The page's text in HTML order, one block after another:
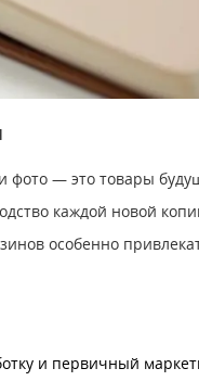
— это товары
каждой новой
особенно
и первичный